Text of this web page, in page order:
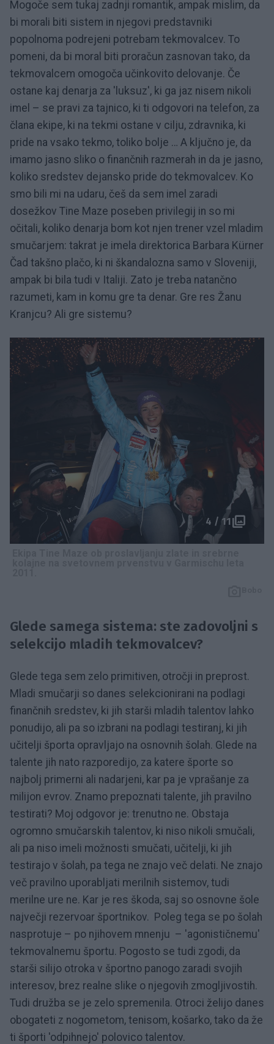
Mogoče sem tukaj zadnji romantik, ampak mislim, da
bi morali biti sistem in njegovi predstavniki
popolnoma podrejeni potrebam tekmovalcev. To
pomeni, da bi moral biti proračun zasnovan tako, da
tekmovalcem omogoča učinkovito delovanje. Če
ostane kaj denarja za 'luksuz', ki ga jaz nisem nikoli
imel – se pravi za tajnico, ki ti odgovori na telefon, za
člana ekipe, ki na tekmi ostane v cilju, zdravnika, ki
pride na vsako tekmo, toliko bolje … A ključno je, da
imamo jasno sliko o finančnih razmerah in da je jasno,
koliko sredstev dejansko pride do tekmovalcev. Ko
smo bili mi na udaru, češ da sem imel zaradi
dosežkov Tine Maze poseben privilegij in so mi
očitali, koliko denarja bom kot njen trener vzel mladim
smučarjem: takrat je imela direktorica Barbara Kürner
Čad takšno plačo, ki ni škandalozna samo v Sloveniji,
ampak bi bila tudi v Italiji. Zato je treba natančno
razumeti, kam in komu gre ta denar. Gre res Žanu
Kranjcu? Ali gre sistemu?
4 / 11
Glede samega sistema: ste zadovoljni s
selekcijo mladih tekmovalcev?
Glede tega sem zelo primitiven, otročji in preprost.
Mladi smučarji so danes selekcionirani na podlagi
finančnih sredstev, ki jih starši mladih talentov lahko
ponudijo, ali pa so izbrani na podlagi testiranj, ki jih
učitelji športa opravljajo na osnovnih šolah. Glede na
talente jih nato razporedijo, za katere športe so
najbolj primerni ali nadarjeni, kar pa je vprašanje za
milijon evrov. Znamo prepoznati talente, jih pravilno
testirati? Moj odgovor je: trenutno ne. Obstaja
ogromno smučarskih talentov, ki niso nikoli smučali,
ali pa niso imeli možnosti smučati, učitelji, ki jih
testirajo v šolah, pa tega ne znajo več delati. Ne znajo
več pravilno uporabljati merilnih sistemov, tudi
merilne ure ne. Kar je res škoda, saj so osnovne šole
največji rezervoar športnikov. Poleg tega se po šolah
nasprotuje – po njihovem mnenju – 'agonističnemu'
tekmovalnemu športu. Pogosto se tudi zgodi, da
starši silijo otroka v športno panogo zaradi svojih
interesov, brez realne slike o njegovih zmogljivostih.
Tudi družba se je zelo spremenila. Otroci želijo danes
obogateti z nogometom, tenisom, košarko, tako da že
ti športi 'odpihnejo' polovico talentov.